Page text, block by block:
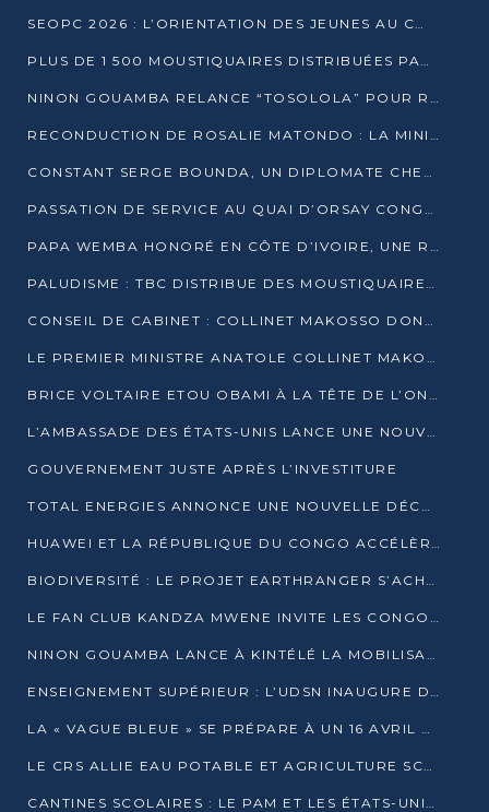
SEOPC 2026 : L’ORIENTATION DES JEUNES AU CŒUR DE LA DEUXIÈME ÉDITION
PLUS DE 1 500 MOUSTIQUAIRES DISTRIBUÉES PAR AGL ET CONGO TERMINAL DANS LA LUTTE CONTRE LE PALUDISME
NINON GOUAMBA RELANCE “TOSOLOLA” POUR RENFORCER LE DIALOGUE AVEC LES CITOYENS
RECONDUCTION DE ROSALIE MATONDO : LA MINISTRE PROMET D’ACCÉLÉRER LE TRAITEMENT DES DOSSIERS ET DE RELEVER DE NOUVEAUX DÉFIS
CONSTANT SERGE BOUNDA, UN DIPLOMATE CHEVRONNÉ AUX COMMANDES DES AFFAIRES ÉTRANGÈRES
PASSATION DE SERVICE AU QUAI D’ORSAY CONGOLAIS : GAKOSSO PASSE LE FLAMBEAU À BOUNDA
PAPA WEMBA HONORÉ EN CÔTE D’IVOIRE, UNE RUE PORTE DÉSORMAIS SON NOM
PALUDISME : TBC DISTRIBUE DES MOUSTIQUAIRES DANS DEUX CSI DE BRAZZAVILLE
CONSEIL DE CABINET : COLLINET MAKOSSO DONNE SES DERNIÈRES ORIENTATIONS
LE PREMIER MINISTRE ANATOLE COLLINET MAKOSSO DÉMISSIONNE AVEC SON GOUVERNEMENT
BRICE VOLTAIRE ETOU OBAMI À LA TÊTE DE L’ONEC-C POUR TROIS ANS
L’AMBASSADE DES ÉTATS-UNIS LANCE UNE NOUVELLE COHORTE DU PROGRAMME ACCESS MICRO-SCHOLARSHIP
GOUVERNEMENT JUSTE APRÈS L’INVESTITURE
TOTAL ENERGIES ANNONCE UNE NOUVELLE DÉCOUVERTE D’HYDROCARBURES SUR LE PERMIS MOHO AU LARGE DU CONGO
HUAWEI ET LA RÉPUBLIQUE DU CONGO ACCÉLÈRENT LEUR PARTENARIAT
BIODIVERSITÉ : LE PROJET EARTHRANGER S’ACHÈVE, MAIS LES DÉFIS DEMEURENT
LE FAN CLUB KANDZA MWENE INVITE LES CONGOLAIS À UNE FORTE AFFLUENCE AU STADE DE KINTÉLÉ
NINON GOUAMBA LANCE À KINTÉLÉ LA MOBILISATION POUR L’INVESTITURE DR DSN
ENSEIGNEMENT SUPÉRIEUR : L’UDSN INAUGURE DES LABORATOIRES POUR BOOSTER LA FORMATION PRATIQUE
LA « VAGUE BLEUE » SE PRÉPARE À UN 16 AVRIL HISTORIQUE
LE CRS ALLIE EAU POTABLE ET AGRICULTURE SCOLAIRE AU CŒUR DE LA TRANSFORMATION DES ÉCOLES RURALES
CANTINES SCOLAIRES : LE PAM ET LES ÉTATS-UNIS AU CONTACT DES ÉCOLIERS DE KINKALA